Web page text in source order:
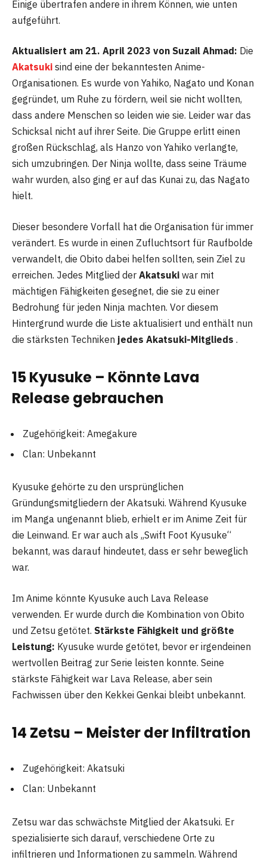
Einige übertrafen andere in ihrem Können, wie unten
aufgeführt.
Aktualisiert am 21. April 2023 von Suzail Ahmad: Die
Akatsuki sind eine der bekanntesten Anime-
Organisationen. Es wurde von Yahiko, Nagato und Konan
gegründet, um Ruhe zu fördern, weil sie nicht wollten,
dass andere Menschen so leiden wie sie. Leider war das
Schicksal nicht auf ihrer Seite. Die Gruppe erlitt einen
großen Rückschlag, als Hanzo von Yahiko verlangte,
sich umzubringen. Der Ninja wollte, dass seine Träume
wahr wurden, also ging er auf das Kunai zu, das Nagato
hielt.
Dieser besondere Vorfall hat die Organisation für immer
verändert. Es wurde in einen Zufluchtsort für Raufbolde
verwandelt, die Obito dabei helfen sollten, sein Ziel zu
erreichen. Jedes Mitglied der Akatsuki war mit
mächtigen Fähigkeiten gesegnet, die sie zu einer
Bedrohung für jeden Ninja machten. Vor diesem
Hintergrund wurde die Liste aktualisiert und enthält nun
die stärksten Techniken jedes Akatsuki-Mitglieds .
15 Kyusuke – Könnte Lava
Release gebrauchen
Zugehörigkeit: Amegakure
Clan: Unbekannt
Kyusuke gehörte zu den ursprünglichen
Gründungsmitgliedern der Akatsuki. Während Kyusuke
im Manga ungenannt blieb, erhielt er im Anime Zeit für
die Leinwand. Er war auch als „Swift Foot Kyusuke“
bekannt, was darauf hindeutet, dass er sehr beweglich
war.
Im Anime könnte Kyusuke auch Lava Release
verwenden. Er wurde durch die Kombination von Obito
und Zetsu getötet. Stärkste Fähigkeit und größte
Leistung: Kyusuke wurde getötet, bevor er irgendeinen
wertvollen Beitrag zur Serie leisten konnte. Seine
stärkste Fähigkeit war Lava Release, aber sein
Fachwissen über den Kekkei Genkai bleibt unbekannt.
14 Zetsu – Meister der Infiltration
Zugehörigkeit: Akatsuki
Clan: Unbekannt
Zetsu war das schwächste Mitglied der Akatsuki. Er
spezialisierte sich darauf, verschiedene Orte zu
infiltrieren und Informationen zu sammeln. Während